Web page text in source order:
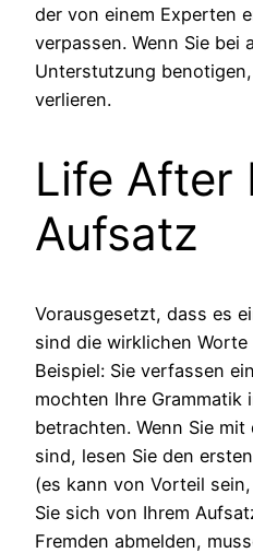
der von einem Experten
verpassen. Wenn Sie bei
Unterstutzung
verlieren.
Life After
Aufsatz
Vorausgesetzt, dass es
sind die wirklichen
Beispiel: Sie verfassen
mochten Ihre Grammatik
betrachten. Wenn Sie
sind, lesen Sie den
(es kann von Vorteil
Sie sich von Ihrem
Fremden abmelden,